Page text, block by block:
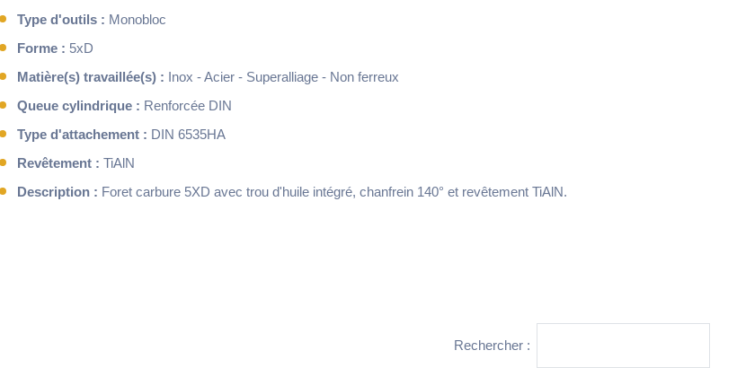
Type d'outils : Monobloc
Forme : 5xD
Matière(s) travaillée(s) : Inox - Acier - Superalliage - Non ferreux
Queue cylindrique : Renforcée DIN
Type d'attachement : DIN 6535HA
Revêtement : TiAlN
Description : Foret carbure 5XD avec trou d'huile intégré, chanfrein 140° et revêtement TiAlN.
Rechercher :